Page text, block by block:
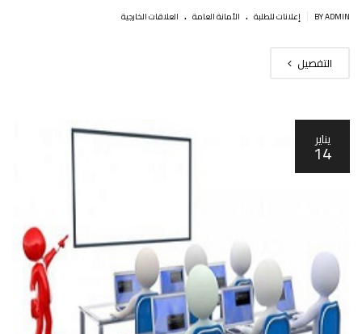
BY ADMIN إعلانات للطلبة . اﻷمانة العامة . العلاقات الخارجية
التفصيل
يناير
14